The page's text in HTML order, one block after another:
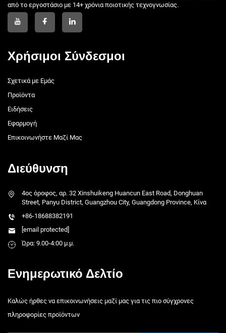
από το εργοστάσιο με 14+ χρόνια ποιοτικής τεχνογνωσίας.
Χρήσιμοι Σύνδεσμοι
Σχετικά με Εμάς
Προϊόντα
Ειδήσεις
Εφαρμογή
Επικοινωνήστε Μαζί Μας
Διεύθυνση
4ος όροφος, αρ. 32 Xinshuikeng Huancun East Road, Donghuan
Street, Panyu District, Guangzhou City, Guangdong Province, Κίνα
+86-18688382191
[email protected]
Ώρα: 9.00-4:00 μ.μ.
Ενημερωτικό Δελτίο
Καλώς ήρθες να επικοινωνήσεις μαζί μας για τις πιο σύγχρονες
πληροφορίες προϊόντων